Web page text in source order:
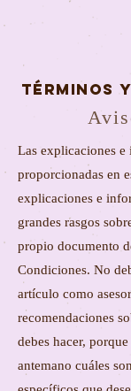
Términos
Las explicaciones e
proporcionadas en
explicaciones e
grandes rasgos
propio documento
Condiciones. No
artículo como
recomendaciones
debes hacer,
antemano cuáles